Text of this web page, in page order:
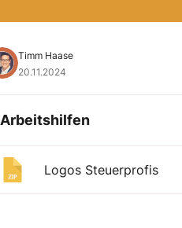
Timm Haase
20.11.2024
Arbeitshilfen
Logos Steuerprofis